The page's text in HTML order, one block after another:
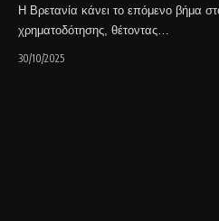
Η Βρετανία κάνει το επόμενο βήμα
χρηματοδότησης, θέτοντας…
30/10/2025